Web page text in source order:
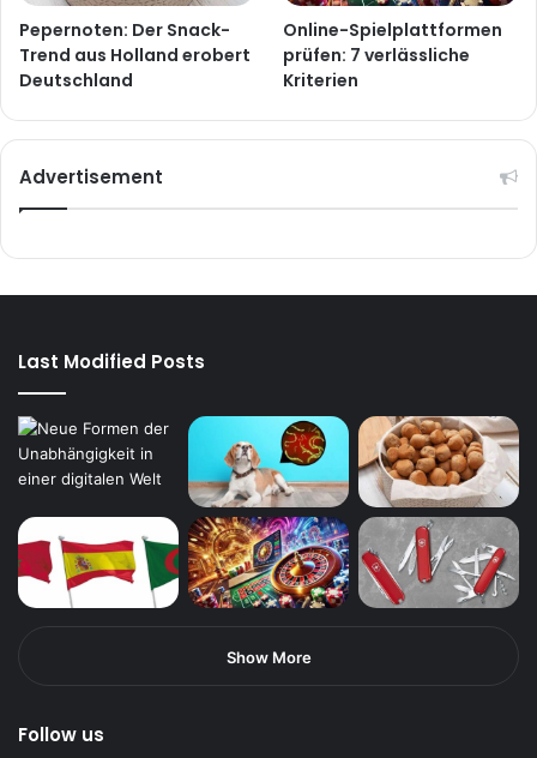
Pepernoten: Der Snack-
Trend aus Holland erobert
Deutschland
Online-Spielplattformen
prüfen: 7 verlässliche
Kriterien
Advertisement
Last Modified Posts
Show More
Follow us